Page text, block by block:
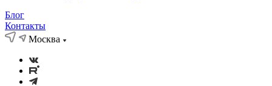
Блог
Контакты
Москва